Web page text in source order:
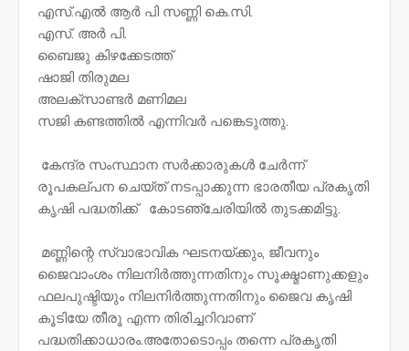
എസ്.എൽ ആർ പി സണ്ണി കെ.സി.
എസ്. അർ പി.
ബൈജു കിഴക്കേടത്ത്
ഷാജി തിരുമല
അലക്സാണ്ടർ മണിമല
സജി കണ്ടത്തിൽ എന്നിവർ പങ്കെടുത്തു.
കേന്ദ്ര സംസ്ഥാന സർക്കാരുകൾ ചേർന്ന്
രൂപകല്പന ചെയ്ത് നടപ്പാക്കുന്ന ഭാരതീയ പ്രകൃതി
കൃഷി പദ്ധതിക്ക് കോടഞ്ചേരിയിൽ തുടക്കമിട്ടു.
മണ്ണിന്റെ സ്വാഭാവിക ഘടനയ്ക്കും, ജീവനും
ജൈവാംശം നിലനിർത്തുന്നതിനും സൂക്ഷ്മാണുക്കളും
ഫലപുഷ്ടിയും നിലനിർത്തുന്നതിനും ജൈവ കൃഷി
കൂടിയേ തീരൂ എന്ന തിരിച്ചറിവാണ്
പദ്ധതിക്കാധാരം.അതോടൊപ്പം തന്നെ പ്രകൃതി